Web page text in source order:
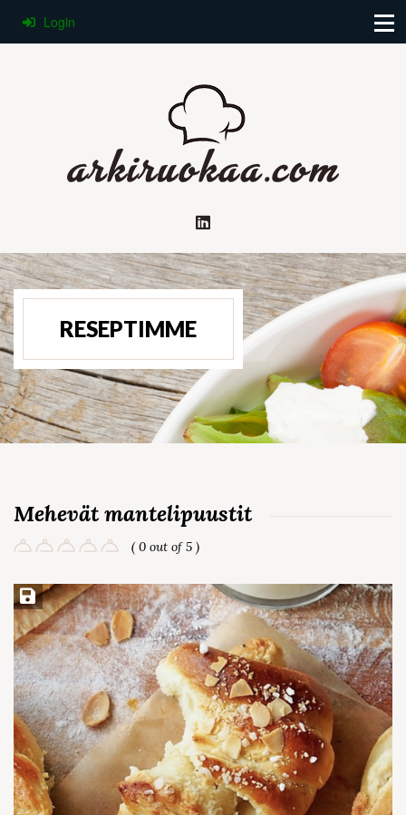
Login
RESEPTIMME
Mehevät mantelipuustit
( 0 out of 5 )
Save Recipe